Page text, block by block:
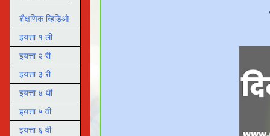
शैक्षणिक व्हिडिओ
इयत्ता १ ली
इयत्ता २ री
इयत्ता ३ री
इयत्ता ४ थी
इयत्ता ५ वी
इयत्ता ६ वी